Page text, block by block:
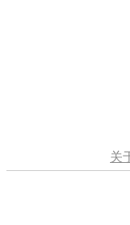
关